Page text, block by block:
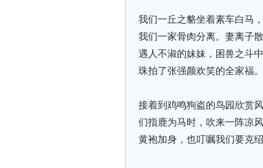
我们一丘之貉坐着素车白马
我们一家骨肉分离。妻离子
遇人不淑的妹妹，困兽之斗
珠拍了张强颜欢笑的全家福。
接着到鸡鸣狗盗的鸟园欣赏
们指鹿为马时，吹来一阵凉
黄袍加身，也叮嘱我们要克绍